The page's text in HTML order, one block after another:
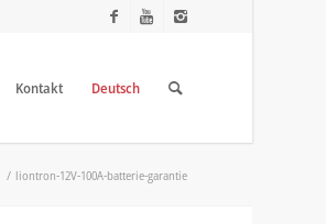
Kontakt Deutsch
/ liontron-12V-100A-batterie-garantie